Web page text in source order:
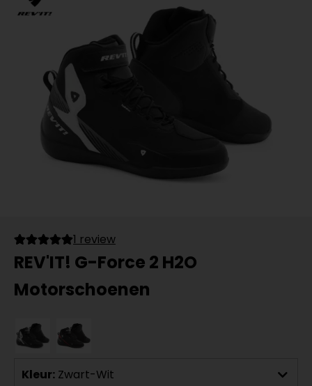
1 review
REV'IT! G-Force 2 H2O
Motorschoenen
Kleur: Zwart-Wit